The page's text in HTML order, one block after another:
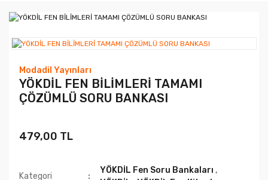
Modadil Yayınları
YÖKDİL FEN BİLİMLERİ TAMAMI
ÇÖZÜMLÜ SORU BANKASI
479,00 TL
Kategori
YÖKDİL Fen Soru Bankaları ,